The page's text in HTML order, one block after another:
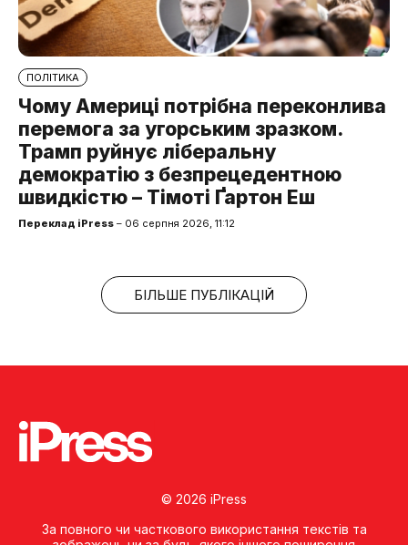
ПОЛІТИКА
Чому Америці потрібна переконлива
перемога за угорським зразком.
Трамп руйнує ліберальну
демократію з безпрецедентною
швидкістю – Тімоті Ґартон Еш
Переклад iPress – 06 серпня 2026, 11:12
БІЛЬШЕ ПУБЛІКАЦІЙ
© 2026 iPress
За повного чи часткового використання текстів та